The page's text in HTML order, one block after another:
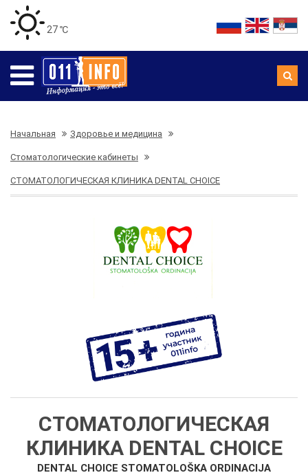
27 ℃
Начальная Здоровье и медицина
Стоматологические кабинеты
СТОМАТОЛОГИЧЕСКАЯ КЛИНИКА DENTAL CHOICE
СТОМАТОЛОГИЧЕСКАЯ
КЛИНИКА DENTAL CHOICE
DENTAL CHOICE STOMATOLOŠKA ORDINACIJA